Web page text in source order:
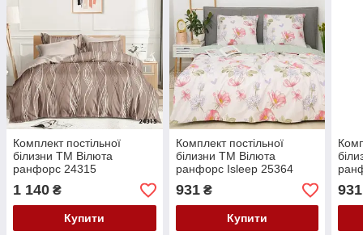
Комплект постільної
білизни ТМ Вілюта
ранфорс 24315
1 140 ₴
Купити
Комплект постільної
білизни ТМ Вілюта
ранфорс Isleep 25364
931₴
Купити
931